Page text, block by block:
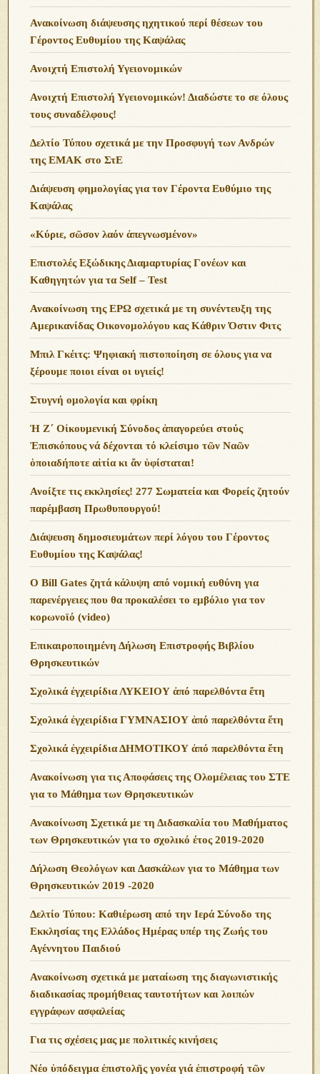
Ανακοίνωση διάψευσης ηχητικού περί θέσεων του
Γέροντος Ευθυμίου της Καψάλας
Ανοιχτή Επιστολή Υγειονομικών
Ανοιχτή Επιστολή Υγειονομικών! Διαδώστε το σε όλους
τους συναδέλφους!
Δελτίο Τύπου σχετικά με την Προσφυγή των Ανδρών
της ΕΜΑΚ στο ΣτΕ
Διάψευση φημολογίας για τον Γέροντα Ευθύμιο της
Καψάλας
«Κύριε, σῶσον λαόν ἀπεγνωσμένον»
Επιστολές Εξώδικης Διαμαρτυρίας Γονέων και
Καθηγητών για τα Self – Test
Ανακοίνωση της ΕΡΩ σχετικά με τη συνέντευξη της
Αμερικανίδας Οικονομολόγου κας Κάθριν Όστιν Φιτς
Μπιλ Γκέιτς: Ψηφιακή πιστοποίηση σε όλους για να
ξέρουμε ποιοι είναι οι υγιείς!
Στυγνή ομολογία και φρίκη
Ἡ Ζ΄ Οἰκουμενική Σύνοδος ἀπαγορεύει στούς
Ἐπισκόπους νά δέχονται τό κλείσιμο τῶν Ναῶν
ὁποιαδήποτε αἰτία κι ἄν ὑφίσταται!
Ανoίξτε τις εκκλησίες! 277 Σωματεία και Φορείς ζητούν
παρέμβαση Πρωθυπουργού!
Διάψευση δημοσιευμάτων περί λόγου του Γέροντος
Ευθυμίου της Καψάλας!
O Bill Gates ζητά κάλυψη από νομική ευθύνη για
παρενέργειες που θα προκαλέσει το εμβόλιο για τον
κορωνοϊό (video)
Επικαιροποιημένη Δήλωση Επιστροφής Βιβλίου
Θρησκευτικών
Σχολικά ἐγχειρίδια ΛΥΚΕΙΟΥ ἀπό παρελθόντα ἔτη
Σχολικά ἐγχειρίδια ΓΥΜΝΑΣΙΟΥ ἀπό παρελθόντα ἔτη
Σχολικά ἐγχειρίδια ΔΗΜΟΤΙΚΟΥ ἀπό παρελθόντα ἔτη
Ανακοίνωση για τις Αποφάσεις της Ολομέλειας του ΣΤΕ
για το Μάθημα των Θρησκευτικών
Ανακοίνωση Σχετικά με τη Διδασκαλία του Μαθήματος
των Θρησκευτικών για το σχολικό έτος 2019-2020
Δήλωση Θεολόγων και Δασκάλων για το Μάθημα των
Θρησκευτικών 2019 -2020
Δελτίο Τύπου: Καθιέρωση από την Ιερά Σύνοδο της
Εκκλησίας της Ελλάδος Ημέρας υπέρ της Ζωής του
Αγέννητου Παιδιού
Ανακοίνωση σχετικά με ματαίωση της διαγωνιστικής
διαδικασίας προμήθειας ταυτοτήτων και λοιπών
εγγράφων ασφαλείας
Για τις σχέσεις μας με πολιτικές κινήσεις
Νέο ὑπόδειγμα ἐπιστολῆς γονέα γιά ἐπιστροφή τῶν